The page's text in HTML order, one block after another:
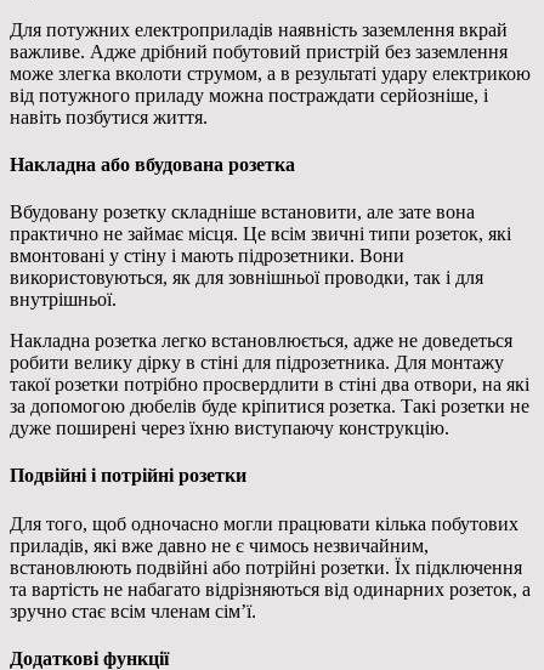
Для потужних електроприладів наявність заземлення вкрай
важливе. Адже дрібний побутовий пристрій без заземлення
може злегка вколоти струмом, а в результаті удару електрикою
від потужного приладу можна постраждати серйозніше, і
навіть позбутися життя.
Накладна або вбудована розетка
Вбудовану розетку складніше встановити, але зате вона
практично не займає місця. Це всім звичні типи розеток, які
вмонтовані у стіну і мають підрозетники. Вони
використовуються, як для зовнішньої проводки, так і для
внутрішньої.
Накладна розетка легко встановлюється, адже не доведеться
робити велику дірку в стіні для підрозетника. Для монтажу
такої розетки потрібно просвердлити в стіні два отвори, на які
за допомогою дюбелів буде кріпитися розетка. Такі розетки не
дуже поширені через їхню виступаючу конструкцію.
Подвійні і потрійні розетки
Для того, щоб одночасно могли працювати кілька побутових
приладів, які вже давно не є чимось незвичайним,
встановлюють подвійні або потрійні розетки. Їх підключення
та вартість не набагато відрізняються від одинарних розеток, а
зручно стає всім членам сім’ї.
Додаткові функції